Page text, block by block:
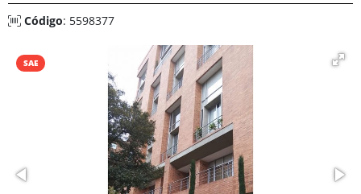
Código: 5598377
SAE